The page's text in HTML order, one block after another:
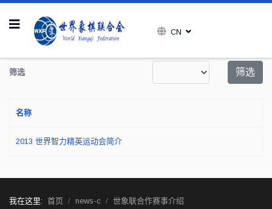
CN
筛选 筛选
名称
2013 世界智力精英运动会简介
我在这里: 首页 news-c
世象联合作赛事介绍